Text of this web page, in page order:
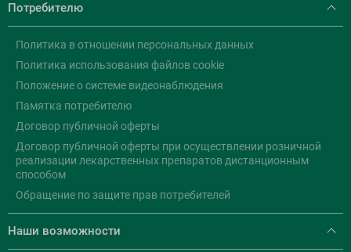
Потребителю
Политика в отношении персональных данных
Политика использования файлов cookie
Положение о системе видеонаблюдения
Памятка потребителю
Договор публичной оферты
Договор публичной оферты при осуществлении розничной
реализации лекарственных препаратов дистанционным
способом
Обращение по защите прав потребителей
Наши возможности